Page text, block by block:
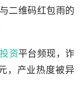
二维码红包雨的
资平台频现，诈
，产业热度被异